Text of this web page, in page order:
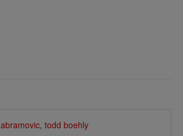
abramovic, todd boehly